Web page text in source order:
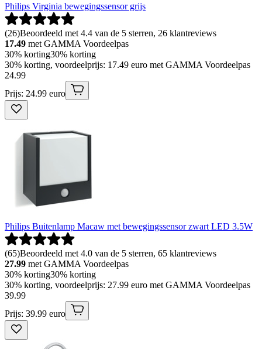
Philips Virginia bewegingssensor grijs
(26)Beoordeeld met 4.4 van de 5 sterren, 26 klantreviews
17.49 met GAMMA Voordeelpas
30% korting30% korting
30% korting, voordeelprijs: 17.49 euro met GAMMA Voordeelpas
24.99
Prijs: 24.99 euro
Philips Buitenlamp Macaw met bewegingssensor zwart LED 3.5W
(65)Beoordeeld met 4.0 van de 5 sterren, 65 klantreviews
27.99 met GAMMA Voordeelpas
30% korting30% korting
30% korting, voordeelprijs: 27.99 euro met GAMMA Voordeelpas
39.99
Prijs: 39.99 euro